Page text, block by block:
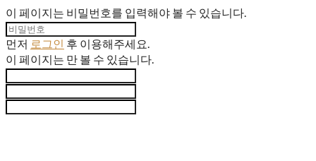
이 페이지는 비밀번호를 입력해야 볼 수 있습니다.
먼저 로그인 후 이용해주세요.
이 페이지는 만 볼 수 있습니다.